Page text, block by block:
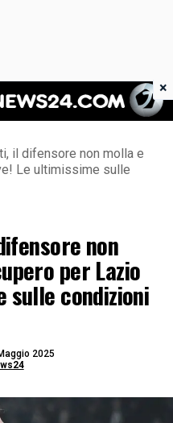
News 24
il difensore non molla e
Le ultimissime sulle
non
per Lazio
sulle condizioni
2025
×